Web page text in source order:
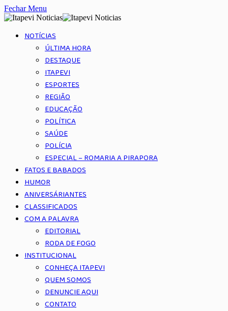
Fechar Menu
NOTÍCIAS
ÚLTIMA HORA
DESTAQUE
ITAPEVI
ESPORTES
REGIÃO
EDUCAÇÃO
POLÍTICA
SAÚDE
POLÍCIA
ESPECIAL – ROMARIA A PIRAPORA
FATOS E BABADOS
HUMOR
ANIVERSÁRIANTES
CLASSIFICADOS
COM A PALAVRA
EDITORIAL
RODA DE FOGO
INSTITUCIONAL
CONHEÇA ITAPEVI
QUEM SOMOS
DENUNCIE AQUI
CONTATO